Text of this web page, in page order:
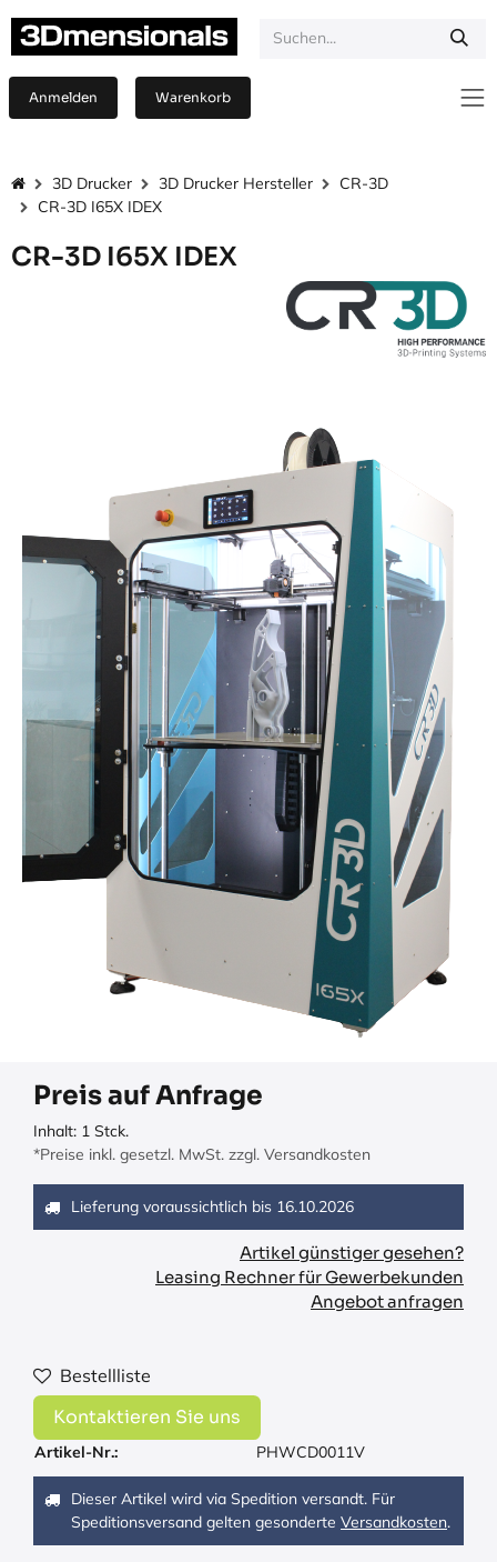
Anmelden Warenkorb
3D Drucker 3D Drucker Hersteller
CR-3D
CR-3D I65X IDEX
CR-3D I65X IDEX
Preis auf Anfrage
Inhalt: 1 Stck.
*Preise inkl. gesetzl. MwSt. zzgl. Versandkosten
Lieferung voraussichtlich bis 16.10.2026
Artikel günstiger gesehen?
Leasing Rechner für Gewerbekunden
Angebot anfragen
Bestellliste
Kontaktieren Sie uns
Artikel-Nr.: PHWCD0011V
Dieser Artikel wird via Spedition versandt. Für
Speditionsversand gelten gesonderte Versandkosten.